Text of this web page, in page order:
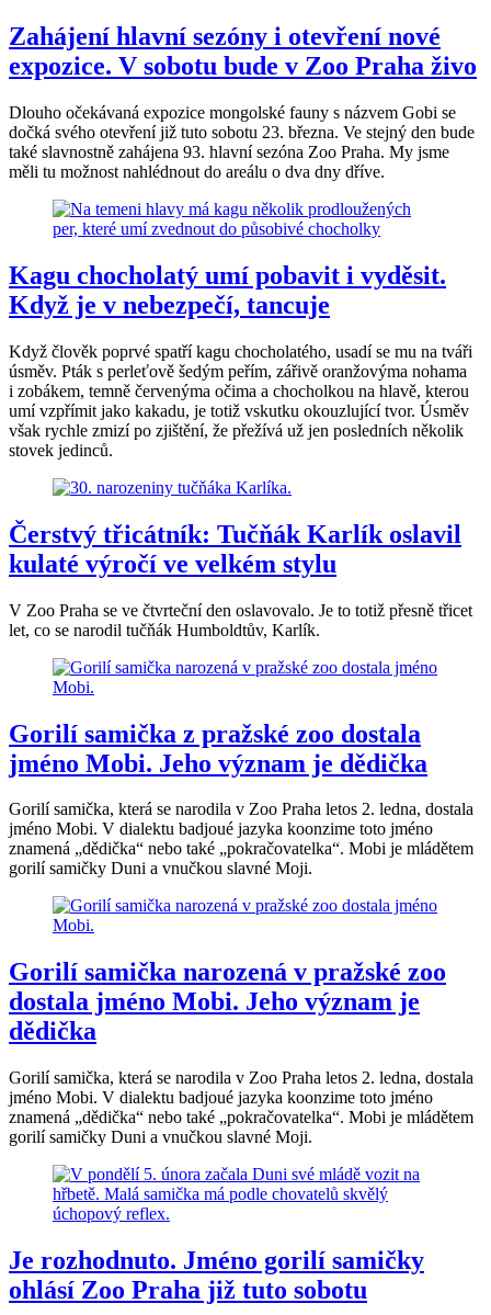
Zahájení hlavní sezóny i otevření nové
expozice. V sobotu bude v Zoo Praha živo
Dlouho očekávaná expozice mongolské fauny s názvem Gobi se
dočká svého otevření již tuto sobotu 23. března. Ve stejný den bude
také slavnostně zahájena 93. hlavní sezóna Zoo Praha. My jsme
měli tu možnost nahlédnout do areálu o dva dny dříve.
Kagu chocholatý umí pobavit i vyděsit.
Když je v nebezpečí, tancuje
Když člověk poprvé spatří kagu chocholatého, usadí se mu na tváři
úsměv. Pták s perleťově šedým peřím, zářivě oranžovýma nohama
i zobákem, temně červenýma očima a chocholkou na hlavě, kterou
umí vzpřímit jako kakadu, je totiž vskutku okouzlující tvor. Úsměv
však rychle zmizí po zjištění, že přežívá už jen posledních několik
stovek jedinců.
Čerstvý třicátník: Tučňák Karlík oslavil
kulaté výročí ve velkém stylu
V Zoo Praha se ve čtvrteční den oslavovalo. Je to totiž přesně třicet
let, co se narodil tučňák Humboldtův, Karlík.
Gorilí samička z pražské zoo dostala
jméno Mobi. Jeho význam je dědička
Gorilí samička, která se narodila v Zoo Praha letos 2. ledna, dostala
jméno Mobi. V dialektu badjoué jazyka koonzime toto jméno
znamená „dědička“ nebo také „pokračovatelka“. Mobi je mládětem
gorilí samičky Duni a vnučkou slavné Moji.
Gorilí samička narozená v pražské zoo
dostala jméno Mobi. Jeho význam je
dědička
Gorilí samička, která se narodila v Zoo Praha letos 2. ledna, dostala
jméno Mobi. V dialektu badjoué jazyka koonzime toto jméno
znamená „dědička“ nebo také „pokračovatelka“. Mobi je mládětem
gorilí samičky Duni a vnučkou slavné Moji.
Je rozhodnuto. Jméno gorilí samičky
ohlásí Zoo Praha již tuto sobotu